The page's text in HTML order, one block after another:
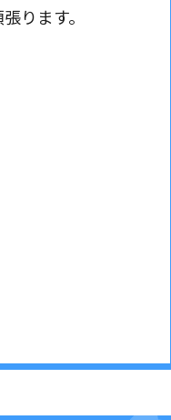
ります。